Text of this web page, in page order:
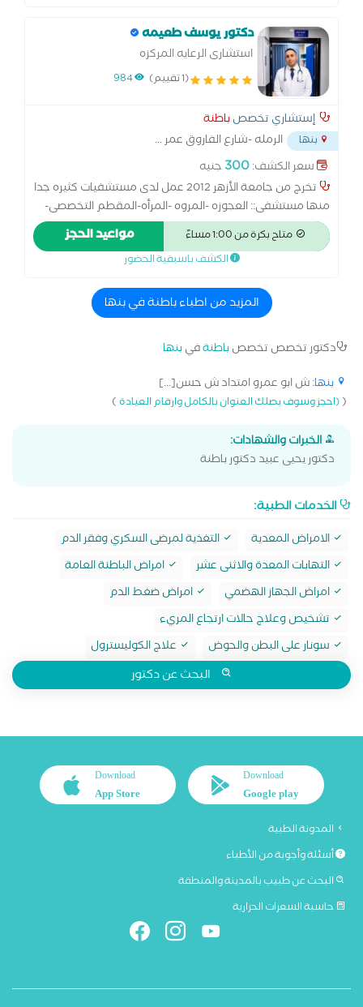
دكتور يوسف طعيمه
استشارى الرعايه المركزه
(1 تقييم) 984
إستشاري تخصصباطنة
بنها الرمله -شارع الفاروق عمر...
سعر الكشف:300 جنيه
تخرج من جامعة الأزهر 2012 عمل لدى مستشفيات كثيره جدا
منها مستشفى:: العجوزه -المروه -المرأه-المقطم التخصصى-
معهد السكر-دمياط العام -بدران-العاصمه-بنها التعليمى
-القبطى - هرمل (أورام دار السلام ) حاصل على الزماله المصريه (
البورد المصرى) فى رعاية امراض الحالات الحرجه
متاح بكرة من 1:00 مساءً مواعيد الحجز
الكشف باسبقية الحضور
المزيد من اطباء باطنة في بنها
دكتور تخصص تخصصباطنةفيبنها
بنها: ش ابو عمرو امتداد ش حسن[...]
((احجز وسوف يصلك العنوان بالكامل وارقام العيادة)
الخبرات والشهادات:
دكتور يحيى عبيد دكتور باطنة
الخدمات الطبية:
الامراض المعدية
التغذية لمرضى السكري وفقر الدم
التهابات المعدة والاثنى عشر
امراض الباطنة العامة
امراض الجهاز الهضمي
امراض ضغط الدم
تشخيص وعلاج حالات ارتجاع المريء
سونار على البطن والحوض
علاج الكوليسترول
البحث عن دكتور
Download
Google play
Download
App Store
المدونة الطبية
أسئلة وأجوبة من الأطباء
البحث عن طبيب بالمدينة والمنطقة
حاسبة السعرات الحرارية